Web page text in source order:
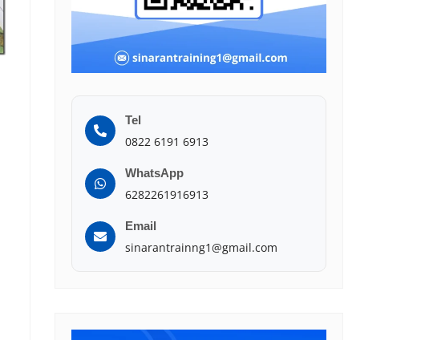
Tel
0822 6191 6913
WhatsApp
6282261916913
Email
sinarantrainng1@gmail.com